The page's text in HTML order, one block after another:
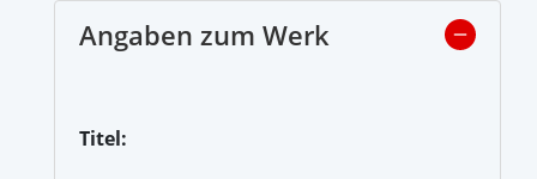
Angaben zum Werk
Titel: